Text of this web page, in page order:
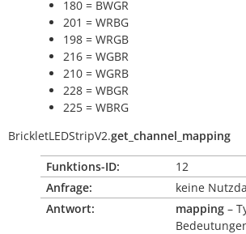
180 = BWGR
201 = WRBG
198 = WRGB
216 = WGBR
210 = WGRB
228 = WBGR
225 = WBRG
BrickletLEDStripV2.get_channel_mapping
Funktions-ID:
12
Anfrage:
keine
Antwort:
mapping –